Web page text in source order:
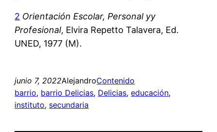
2 OrientaciónEscolar, Personal yy
Profesional, Elvira Repetto Talavera, Ed.
UNED, 1977 (M).
junio 7, 2022AlejandroContenido
barrio, barrio Delicias, Delicias, educación
instituto, secundaria